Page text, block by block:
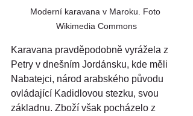
Moderní karavana v Maroku. Foto
Wikimedia Commons
Karavana pravděpodobně vyrážela z
Petry v dnešním Jordánsku, kde měli
Nabatejci, národ arabského původu
ovládající Kadidlovou stezku, svou
základnu. Zboží však pocházelo z